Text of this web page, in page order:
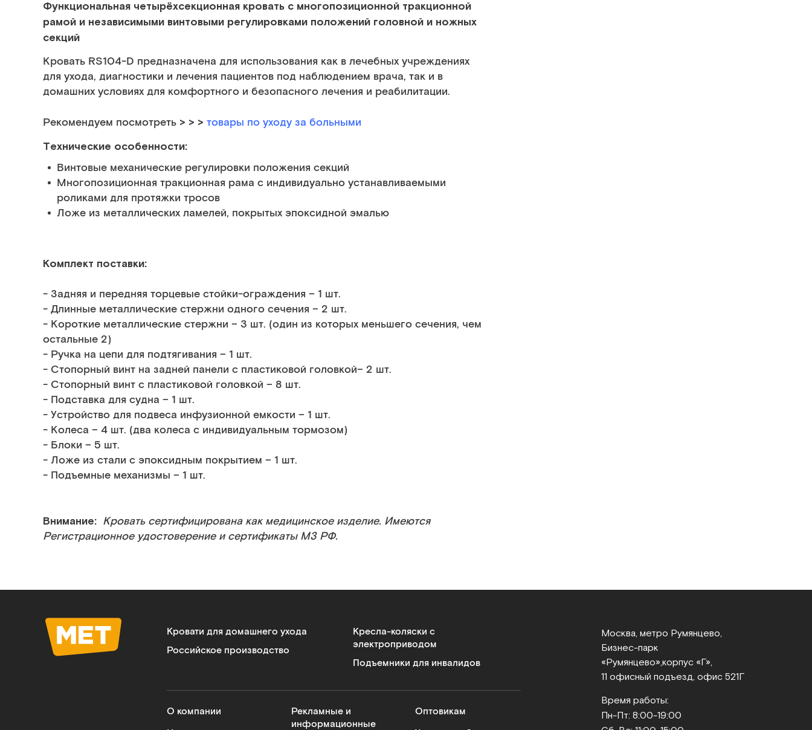
Функциональная четырёхсекционная кровать с многопозиционной тракционной
рамой и независимыми винтовыми регулировками положений головной и ножных
секций
Кровать RS104-D предназначена для использования как в лечебных учреждениях
для ухода, диагностики и лечения пациентов под наблюдением врача, так и в
домашних условиях для комфортного и безопасного лечения и реабилитации.
Рекомендуем посмотреть > > > товары по уходу за больными
Технические особенности:
Винтовые механические регулировки положения секций
Многопозиционная тракционная рама с индивидуально устанавливаемыми
роликами для протяжки тросов
Ложе из металлических ламелей, покрытых эпоксидной эмалью
Комплект поставки:
- Задняя и передняя торцевые стойки-ограждения – 1 шт.
- Длинные металлические стержни одного сечения – 2 шт.
- Короткие металлические стержни – 3 шт. (один из которых меньшего сечения, чем
остальные 2)
- Ручка на цепи для подтягивания – 1 шт.
- Стопорный винт на задней панели с пластиковой головкой– 2 шт.
- Стопорный винт с пластиковой головкой – 8 шт.
- Подставка для судна – 1 шт.
- Устройство для подвеса инфузионной емкости – 1 шт.
- Колеса – 4 шт. (два колеса с индивидуальным тормозом)
- Блоки – 5 шт.
- Ложе из стали с эпоксидным покрытием – 1 шт.
- Подъемные механизмы – 1 шт.
Внимание: Кровать сертифицирована как медицинское изделие. Имеются
Регистрационное удостоверение и сертификаты МЗ РФ.
Кровати для домашнего ухода
Российское производство
Кресла-коляски с
электроприводом
Подъемники для инвалидов
О компании
Рекламные и
информационные
Оптовикам
Москва, метро Румянцево,
Бизнес‑парк
«Румянцево», корпус «Г»,
11 офисный подъезд, офис 521Г
Время работы:
Пн-Пт: 8:00-19:00